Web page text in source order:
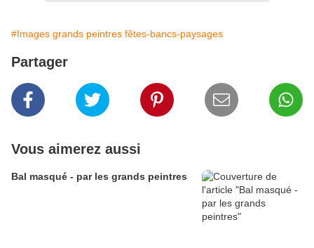
#Images grands peintres fêtes-bancs-paysages
Partager
Vous aimerez aussi
Bal masqué - par les grands peintres